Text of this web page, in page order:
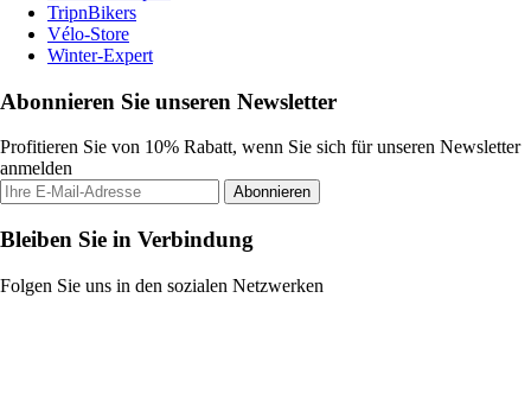
TripnBikers
Vélo-Store
Winter-Expert
Abonnieren Sie unseren Newsletter
Profitieren Sie von 10% Rabatt, wenn Sie sich für unseren Newsletter
anmelden
Abonnieren
Bleiben Sie in Verbindung
Folgen Sie uns in den sozialen Netzwerken